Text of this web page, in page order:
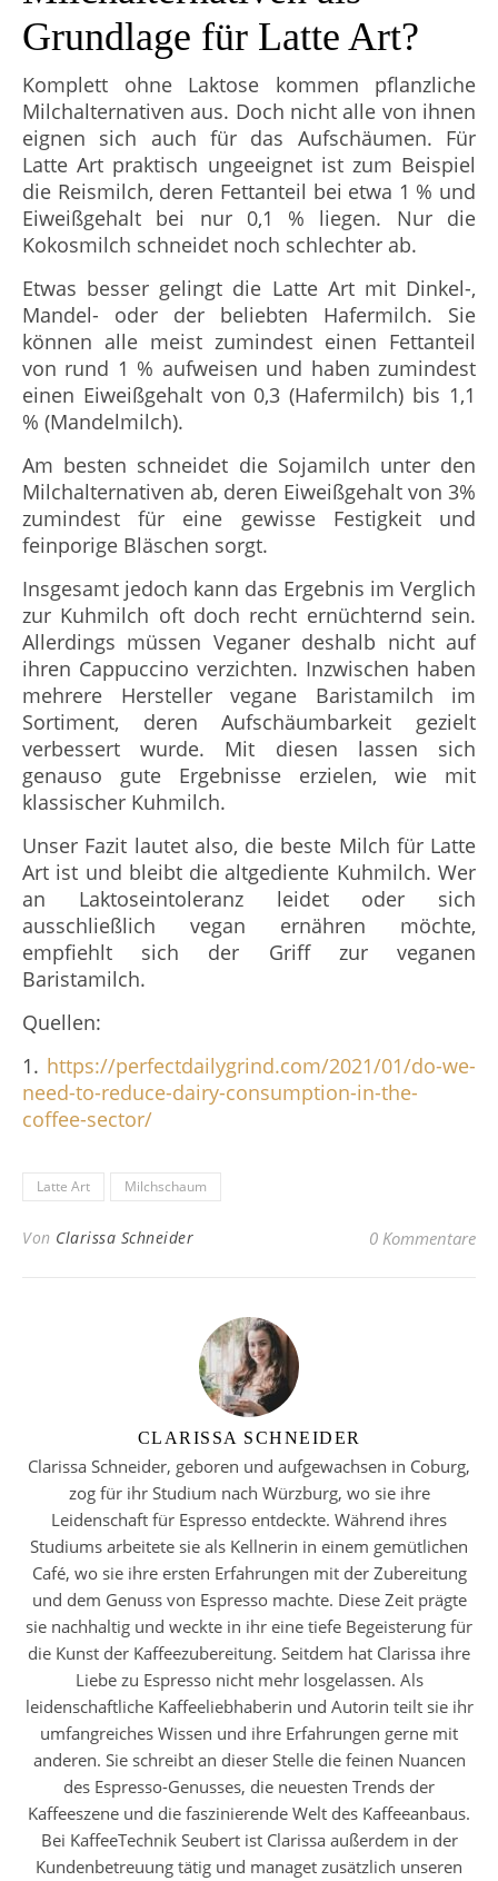
Grundlage für Latte Art?
Komplett ohne Laktose kommen pflanzliche
Milchalternativen aus. Doch nicht alle von ihnen
eignen sich auch für das Aufschäumen. Für
Latte Art praktisch ungeeignet ist zum Beispiel
die Reismilch, deren Fettanteil bei etwa 1 % und
Eiweißgehalt bei nur 0,1 % liegen. Nur die
Kokosmilch schneidet noch schlechter ab.
Etwas besser gelingt die Latte Art mit Dinkel-,
Mandel- oder der beliebten Hafermilch. Sie
können alle meist zumindest einen Fettanteil
von rund 1 % aufweisen und haben zumindest
einen Eiweißgehalt von 0,3 (Hafermilch) bis 1,1
% (Mandelmilch).
Am besten schneidet die Sojamilch unter den
Milchalternativen ab, deren Eiweißgehalt von 3%
zumindest für eine gewisse Festigkeit und
feinporige Bläschen sorgt.
Insgesamt jedoch kann das Ergebnis im Verglich
zur Kuhmilch oft doch recht ernüchternd sein.
Allerdings müssen Veganer deshalb nicht auf
ihren Cappuccino verzichten. Inzwischen haben
mehrere Hersteller vegane Baristamilch im
Sortiment, deren Aufschäumbarkeit gezielt
verbessert wurde. Mit diesen lassen sich
genauso gute Ergebnisse erzielen, wie mit
klassischer Kuhmilch.
Unser Fazit lautet also, die beste Milch für Latte
Art ist und bleibt die altgediente Kuhmilch. Wer
an Laktoseintoleranz leidet oder sich
ausschließlich vegan ernähren möchte,
empfiehlt sich der Griff zur veganen
Baristamilch.
Quellen:
1. https://perfectdailygrind.com/2021/01/do-we-
need-to-reduce-dairy-consumption-in-the-
coffee-sector/
Latte Art Milchschaum
Von Clarissa Schneider 0 Kommentare
CLARISSA SCHNEIDER
Clarissa Schneider, geboren und aufgewachsen in Coburg,
zog für ihr Studium nach Würzburg, wo sie ihre
Leidenschaft für Espresso entdeckte. Während ihres
Studiums arbeitete sie als Kellnerin in einem gemütlichen
Café, wo sie ihre ersten Erfahrungen mit der Zubereitung
und dem Genuss von Espresso machte. Diese Zeit prägte
sie nachhaltig und weckte in ihr eine tiefe Begeisterung für
die Kunst der Kaffeezubereitung. Seitdem hat Clarissa ihre
Liebe zu Espresso nicht mehr losgelassen. Als
leidenschaftliche Kaffeeliebhaberin und Autorin teilt sie ihr
umfangreiches Wissen und ihre Erfahrungen gerne mit
anderen. Sie schreibt an dieser Stelle die feinen Nuancen
des Espresso-Genusses, die neuesten Trends der
Kaffeeszene und die faszinierende Welt des Kaffeeanbaus.
Bei KaffeeTechnik Seubert ist Clarissa außerdem in der
Kundenbetreuung tätig und managet zusätzlich unseren